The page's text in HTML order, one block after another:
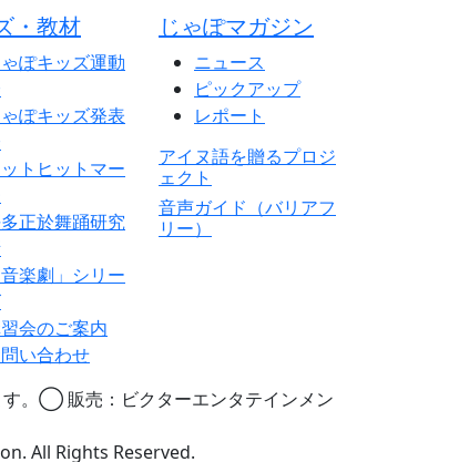
・教材
ぽキッズ運動
ぽキッズ発表
トヒットマー
正於舞踊研究
音楽劇」シリー
会のご案内
い合わせ
じゃぽマガジン
ニュース
ピックアップ
レポート
アイヌ語を贈るプロジ
ェクト
音声ガイド（バリアフ
リー）
。◯ 販売：ビクターエンタテインメン
All Rights Reserved.